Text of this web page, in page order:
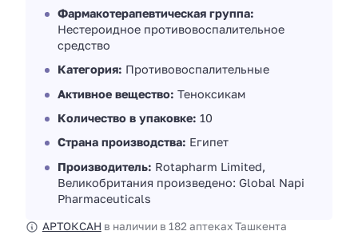
Фармакотерапевтическая группа:
Нестероидное противовоспалительное
средство
Категория: Противовоспалительные
Активное вещество: Теноксикам
Количество в упаковке: 10
Страна производства: Египет
Производитель: Rotapharm Limited,
Великобритания произведено: Global Napi
Pharmaceuticals
АРТОКСАН в наличии в 182 аптеках Ташкента